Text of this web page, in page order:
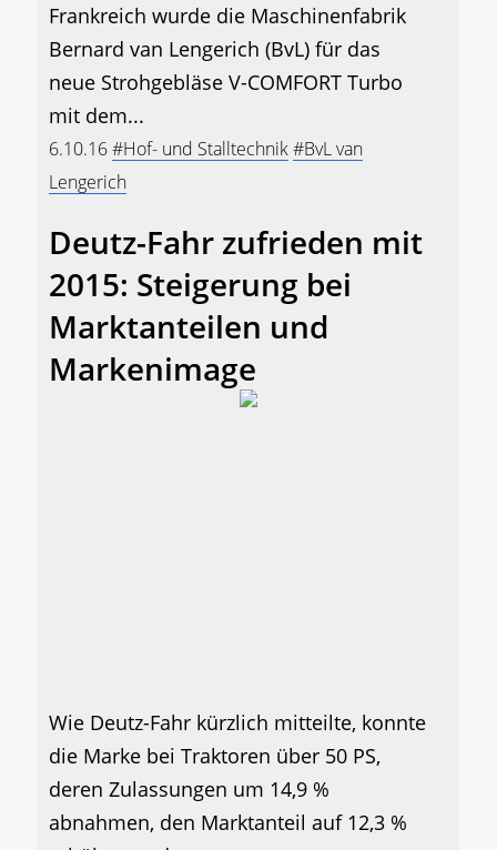
Frankreich wurde die Maschinenfabrik
Bernard van Lengerich (BvL) für das
neue Strohgebläse V-COMFORT Turbo
mit dem...
6.10.16#Hof- und Stalltechnik#BvL van
Lengerich
Deutz-Fahr zufrieden mit
2015: Steigerung bei
Marktanteilen und
Markenimage
Wie Deutz-Fahr kürzlich mitteilte, konnte
die Marke bei Traktoren über 50 PS,
deren Zulassungen um 14,9 %
abnahmen, den Marktanteil auf 12,3 %